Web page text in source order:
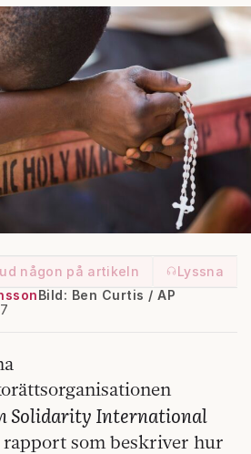
någon på artikeln
Lyssna
Bild: Ben Curtis / AP
Solidarity International
som beskriver hur